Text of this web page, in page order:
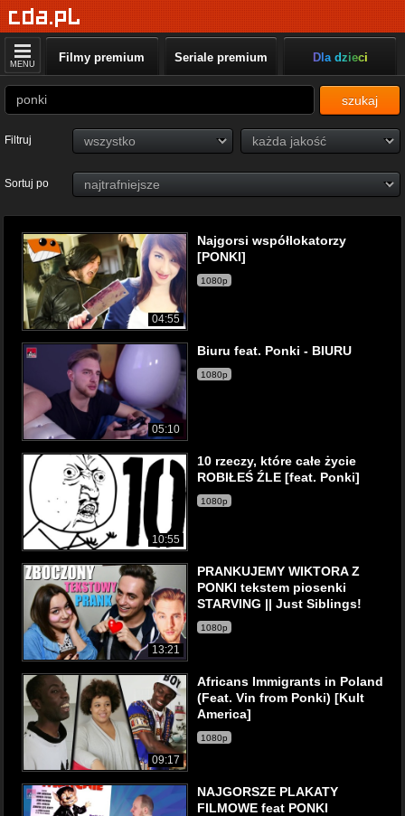
MENU Filmy premium Seriale premium Dla dzieci
szukaj
Filtruj
Sortuj po
04:55
Najgorsi współlokatorzy
[PONKI]
1080p
05:10
Biuru feat. Ponki - BIURU
1080p
10:55
10 rzeczy, które całe życie
ROBIŁEŚ ŹLE [feat. Ponki]
1080p
13:21
PRANKUJEMY WIKTORA Z
PONKI tekstem piosenki
STARVING || Just Siblings!
1080p
09:17
Africans Immigrants in Poland
(Feat. Vin from Ponki) [Kult
America]
1080p
NAJGORSZE PLAKATY
FILMOWE feat PONKI